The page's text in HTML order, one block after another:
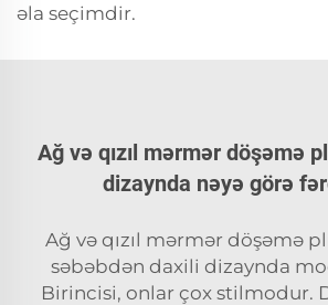
əla seçimdir.
Ağ və qızıl mərmər döşəmə
dizaynda nəyə görə
Ağ və qızıl mərmər döşəmə
səbəbdən daxili dizaynda
Birincisi, onlar çox stilmodur.